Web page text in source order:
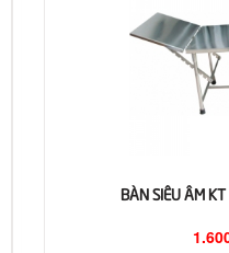
BÀN SIÊU ÂM